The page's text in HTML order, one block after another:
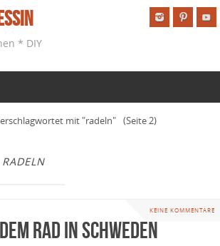
* DIY
mit "radeln" (Seite 2)
RADELN
KEINE KOMMENTARE
Rad in Schweden